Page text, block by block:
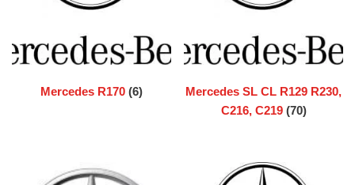
Mercedes R170 (6)
Mercedes SL CL R129 R230,
C216, C219 (70)